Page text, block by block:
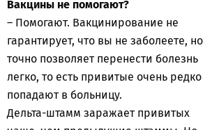
Вакцины не помогают?
– Помогают. Вакцинирование не
гарантирует, что вы не заболеете, но
точно позволяет перенести болезнь
легко, то есть привитые очень редко
попадают в больницу.
Дельта-штамм заражает привитых